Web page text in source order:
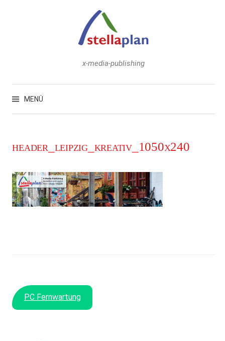
x-media-publishing
MENÜ
Suchen
header_leipzig_kreativ_1050x240
PC Fernwartung